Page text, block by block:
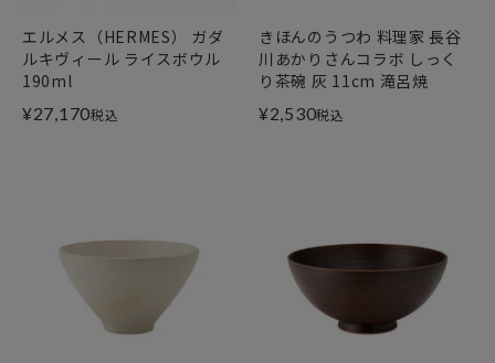
エルメス（HERMES） ガダ
ルキヴィール ライスボウル
190ml
¥27,170税込
きほんのうつわ 料理家 長谷
川あかりさんコラボ しっく
り茶碗 灰 11cm 滝呂焼
¥2,530税込